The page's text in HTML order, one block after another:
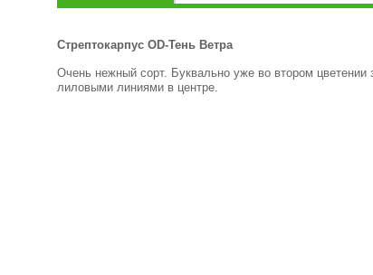
Стрептокарпус OD-Тень Ветра
Очень нежный сорт. Буквально уже во втором
лиловыми линиями в центре.